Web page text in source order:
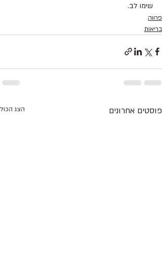
שימו לב.
פרווה
בריאות
פוסטים אחרונים הצג הכול